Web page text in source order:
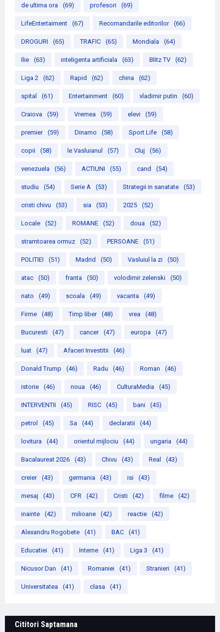
de ultima ora (69) profesori (69)
LifeEntertaiment (67) Recomandarile editorilor (66)
DROGURI (65) TRAFIC (65) Mondiala (64)
Ilie (63) inteligenta artificiala (63) Blitz TV (62)
Liga 2 (62) Rapid (62) china (62)
spital (61) Entertainment (60) vladimir putin (60)
Craiova (59) Vremea (59) elevi (59)
premier (59) Dinamo (58) Sport Life (58)
copii (58) le Vasluianul (57) Cluj (56)
venezuela (56) ACTIUNI (55) cand (54)
studiu (54) Serie A (53) Strategii in sanatate (53)
cristi chivu (53) sia (53) 2025 (52)
Locale (52) ROMANE (52) doua (52)
stramtoarea ormuz (52) PERSOANE (51)
POLITIEI (51) Madrid (50) Vasluiul la zi (50)
atac (50) franta (50) volodimir zelenski (50)
nato (49) scoala (49) vacanta (49)
Firme (48) Timp liber (48) vrea (48)
Bucuresti (47) cancer (47) europa (47)
luat (47) Afaceri Investitii (46)
Donald Trump (46) Radu (46) Roman (46)
istorie (46) noua (46) CulturaMedia (45)
INTERVENTII (45) RISC (45) bani (45)
petrol (45) Sa (44) declaratii (44)
lovitura (44) orientul mijlociu (44) ungaria (44)
Bacalaureat 2026 (43) Chivu (43) Real (43)
creier (43) germania (43) isi (43)
mesaj (43) CFR (42) Cristi (42) filme (42)
inainte (42) milioane (42) reactie (42)
Alexandru Rogobete (41) BAC (41)
Educatiei (41) Interne (41) Liga 3 (41)
Nicusor Dan (41) Romaniei (41) Stranieri (41)
Universitatea (41) clasa (41)
Cititori Saptamana